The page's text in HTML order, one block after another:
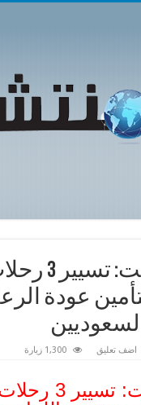
الميدل
عودة
اضف تعليق 1,300 زيارة
الميدل ايست: